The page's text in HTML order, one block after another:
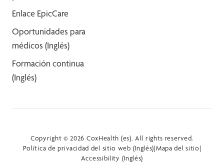
Enlace EpicCare
Oportunidades para
médicos (Inglés)
Formación continua
(Inglés)
Copyright © 2026 CoxHealth (es). All rights reserved.
Política de privacidad del sitio web (Inglés)|Mapa del sitio|
Accessibility (Inglés)